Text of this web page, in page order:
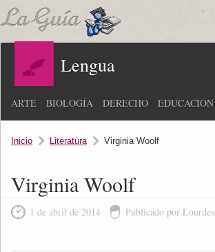
Lengua
ARTE BIOLOGÍA DERECHO EDUCACIÓN
Inicio Literatura Virginia Woolf
Virginia Woolf
1 de abril de 2014 Publicado por Lourdes